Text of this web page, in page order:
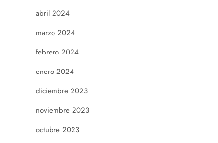
abril 2024
marzo 2024
febrero 2024
enero 2024
diciembre 2023
noviembre 2023
octubre 2023